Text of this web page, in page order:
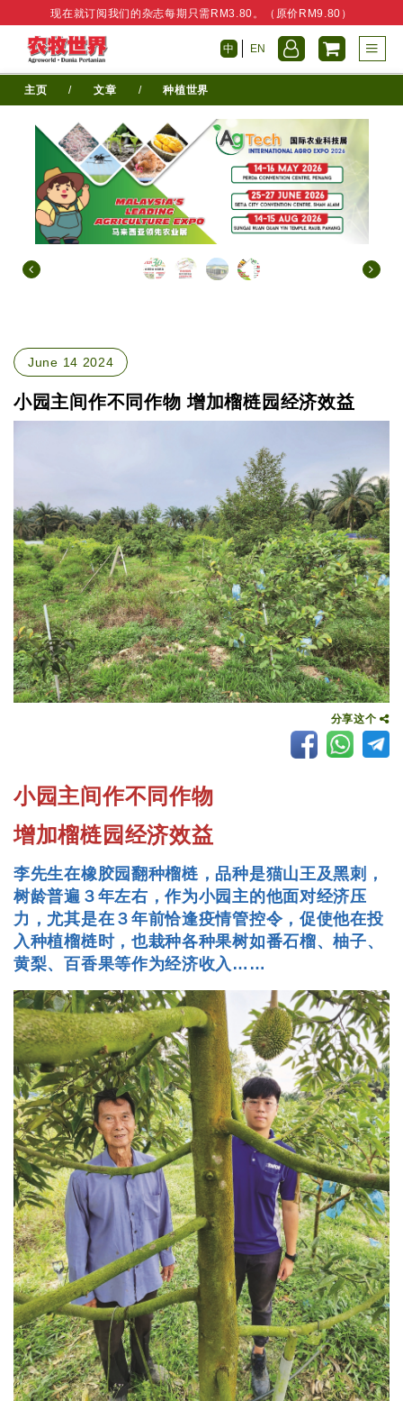
现在就订阅我们的杂志每期只需RM3.80。（原价RM9.80）
中 EN
主页 / 文章 / 种植世界
June 14 2024
小园主间作不同作物 增加榴梿园经济效益
分享这个
小园主间作不同作物
增加榴梿园经济效益
李先生在橡胶园翻种榴梿，品种是猫山王及黑刺，
树龄普遍３年左右，作为小园主的他面对经济压
力，尤其是在３年前恰逢疫情管控令，促使他在投
入种植榴梿时，也栽种各种果树如番石榴、柚子、
黄梨、百香果等作为经济收入……